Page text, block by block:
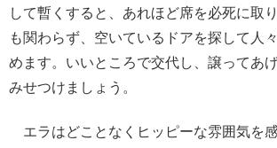
して暫くすると、あれほど席を必死に取
も関わらず、空いているドアを探して人
めます。いいところで交代し、譲ってあ
みせつけましょう。
エラはどことなくヒッピーな雰囲気を